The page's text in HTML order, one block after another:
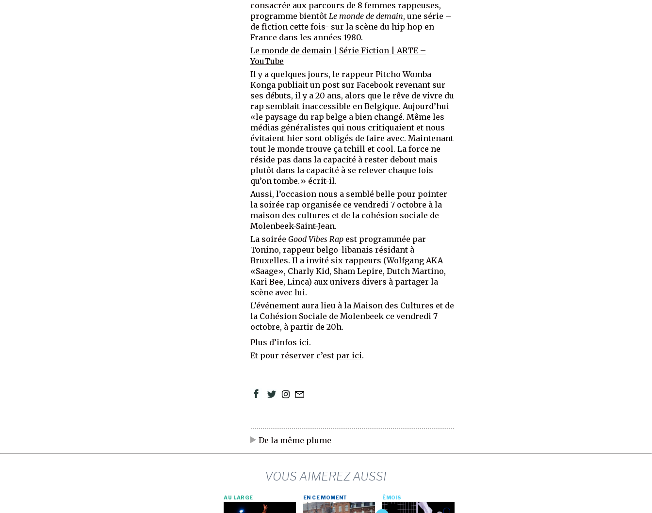
consacrée aux parcours de 8 femmes rappeuses,
programme bientôt Le monde de demain, une série –
de fiction cette fois- sur la scène du hip hop en
France dans les années 1980.
Le monde de demain | Série Fiction | ARTE –
YouTube
Il y a quelques jours, le rappeur Pitcho Womba
Konga publiait un post sur Facebook revenant sur
ses débuts, il y a 20 ans, alors que le rêve de vivre du
rap semblait inaccessible en Belgique. Aujourd’hui
«le paysage du rap belge a bien changé. Même les
médias généralistes qui nous critiquaient et nous
évitaient hier sont obligés de faire avec. Maintenant
tout le monde trouve ça tchill et cool. La force ne
réside pas dans la capacité à rester debout mais
plutôt dans la capacité à se relever chaque fois
qu’on tombe.» écrit-il.
Aussi, l’occasion nous a semblé belle pour pointer
la soirée rap organisée ce vendredi 7 octobre à la
maison des cultures et de la cohésion sociale de
Molenbeek-Saint-Jean.
La soirée Good Vibes Rapest programmée par
Tonino, rappeur belgo-libanais résidant à
Bruxelles. Il a invité six rappeurs (Wolfgang AKA
«Saage», Charly Kid, Sham Lepire, Dutch Martino,
Kari Bee, Linca) aux univers divers à partager la
scène avec lui.
L’événement aura lieu à la Maison des Cultures et de
la Cohésion Sociale de Molenbeek ce vendredi 7
octobre, à partir de 20h.
Plus d’infos ici.
Et pour réserver c’est par ici.
De la même plume
VOUS AIMEREZ AUSSI
AU LARGE EN CE MOMENT ÉMOIS